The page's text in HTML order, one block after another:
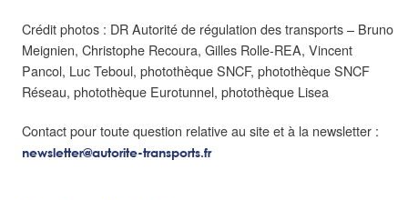
Crédit photos : DR Autorité de régulation des transports – Bruno
Meignien, Christophe Recoura, Gilles Rolle-REA, Vincent
Pancol, Luc Teboul, photothèque SNCF, photothèque SNCF
Réseau, photothèque Eurotunnel, photothèque Lisea
Contact pour toute question relative au site et à la newsletter :
newsletter@autorite-transports.fr